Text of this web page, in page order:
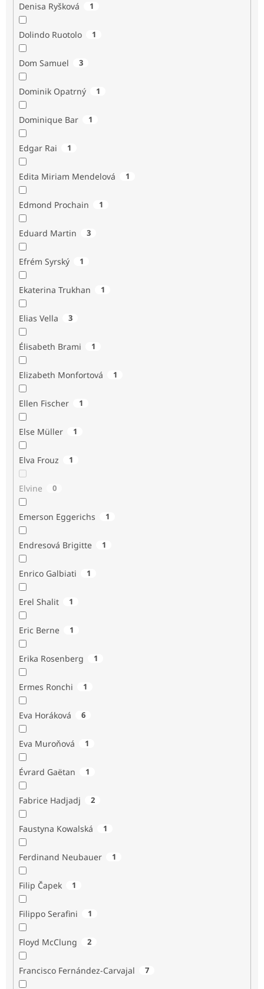
Denisa Ryšková 1
Dolindo Ruotolo 1
Dom Samuel 3
Dominik Opatrný 1
Dominique Bar 1
Edgar Rai 1
Edita Miriam Mendelová 1
Edmond Prochain 1
Eduard Martin 3
Efrém Syrský 1
Ekaterina Trukhan 1
Elias Vella 3
Élisabeth Brami 1
Elizabeth Monfortová 1
Ellen Fischer 1
Else Müller 1
Elva Frouz 1
Elvine 0
Emerson Eggerichs 1
Endresová Brigitte 1
Enrico Galbiati 1
Erel Shalit 1
Eric Berne 1
Erika Rosenberg 1
Ermes Ronchi 1
Eva Horáková 6
Eva Muroňová 1
Évrard Gaëtan 1
Fabrice Hadjadj 2
Faustyna Kowalská 1
Ferdinand Neubauer 1
Filip Čapek 1
Filippo Serafini 1
Floyd McClung 2
Francisco Fernández-Carvajal 7